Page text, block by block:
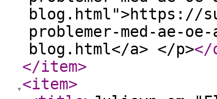
blog.html">https://
problemer-med-ae-
blog.html</a> </p></
</item>
<item>